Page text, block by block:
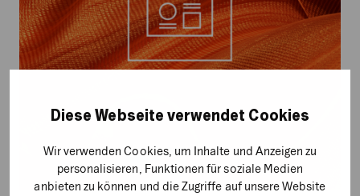
Diese Webseite verwendet Cookies
Wir verwenden Cookies, um Inhalte und Anzeigen zu
personalisieren, Funktionen für soziale Medien
anbieten zu können und die Zugriffe auf unsere Website
Kunden